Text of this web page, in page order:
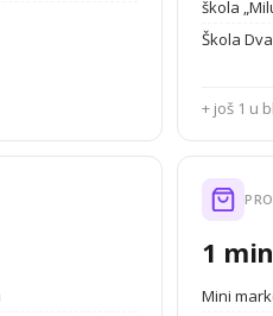
škola
Škola
+ još 1 u
1
Mini